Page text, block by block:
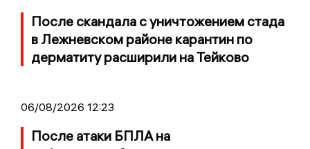
После скандала с уничтожением стада
в Лежневском районе карантин по
дерматиту расширили на Тейково
06/08/2026 12:23
После атаки БПЛА на